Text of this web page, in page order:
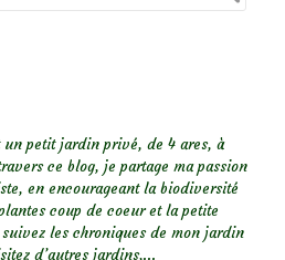
petit jardin privé, de 4 ares, à
ce blog, je partage ma passion
en encourageant la biodiversité
coup de coeur et la petite
les chroniques de mon jardin
d’autres jardins,...